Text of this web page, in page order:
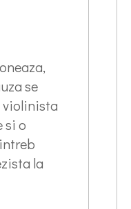
se
violinista
si o
la